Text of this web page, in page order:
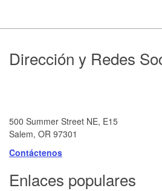
Footer
Dirección y Redes
500 Summer Street NE, E15
Salem, OR 97301
Contáctenos
Enlaces populares